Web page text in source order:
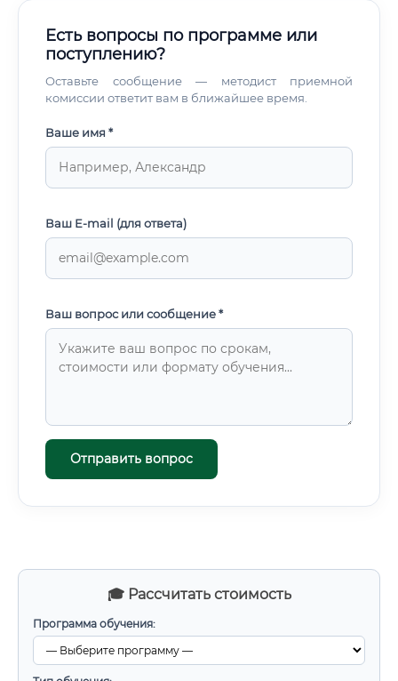
🎓 Рассчитать стоимость
Программа обучения:
Есть вопросы по программе или
поступлению?
Оставьте сообщение — методист приемной
комиссии ответит вам в ближайшее время.
Ваше имя *
Ваш E-mail (для ответа)
Ваш вопрос или сообщение *
Отправить вопрос